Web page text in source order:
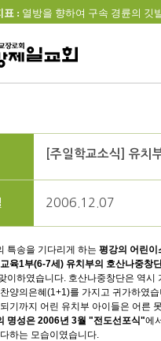
표 : 열방을 향하여 구속 경륜의 깃
[주일학교소식] 유치
2006.12.07
특송을 기다리게 하는 평강의 어린이
육1부(6-7세) 유치부의 호산나중창
이하였습니다. 호산나중창단은 역
양의은혜(1+1)를 가지고 귀가하였
기까지 어린 유치부 아이들은 어른
명성은 2006년 3월 "전도선포식"에
하는 모습이였습니다.